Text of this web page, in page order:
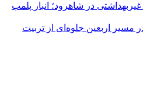
غیربهداشتی در شاهرود؛ انبار پلمب
مسیر اربعین جلوه‌ای از تربیت